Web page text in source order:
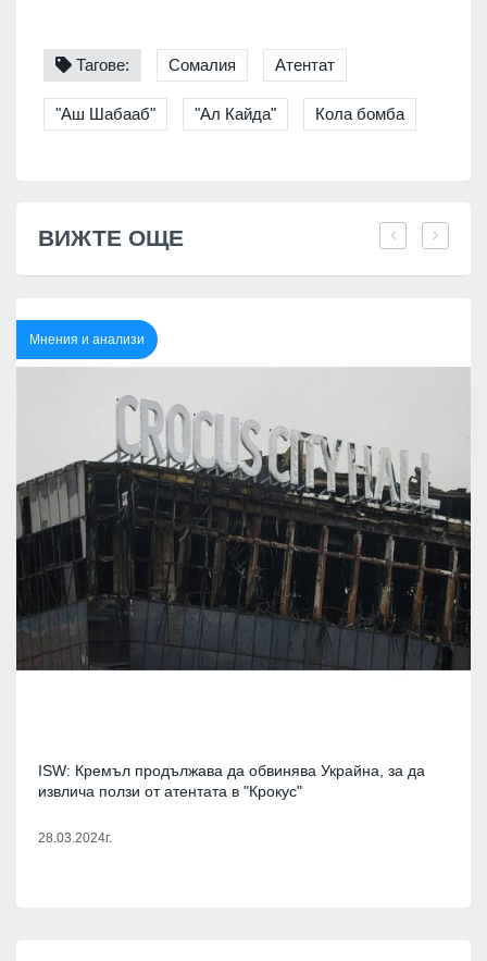
Тагове: Сомалия Атентат
"Аш Шабааб" "Ал Кайда" Кола бомба
ВИЖТЕ ОЩЕ
Мнения и анализи
ISW: Кремъл продължава да обвинява Украйна, за да
извлича ползи от атентата в "Крокус"
28.03.2024г.